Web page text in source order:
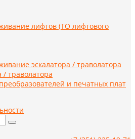
лифтов (ТО лифтового
эскалатора / траволатора
/ траволатора
и печатных плат